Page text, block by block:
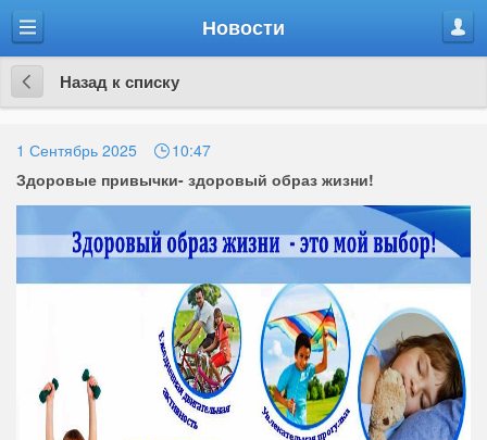
Меню
Новости
Назад
к
списку
Назад к списку
1 Сентябрь 2025
10:47
Здоровые привычки- здоровый образ жизни!